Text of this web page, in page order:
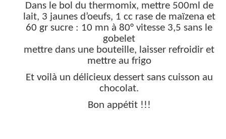
Dans le bol du thermomix, mettre 500ml de
lait, 3 jaunes d’oeufs, 1 cc rase de maïzena et
60 gr sucre : 10 mn à 80° vitesse 3,5 sans le
gobelet
mettre dans une bouteille, laisser refroidir et
mettre au frigo
Et voilà un délicieux dessert sans cuisson au
chocolat.
Bon appétit !!!